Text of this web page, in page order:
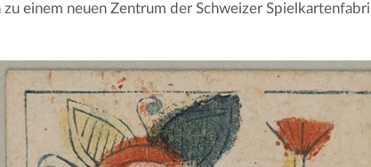
einem neuen Zentrum der Schweizer